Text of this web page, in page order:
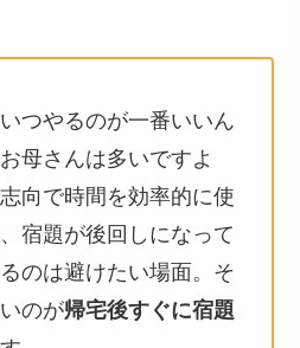
つやるのが一番いいん
母さんは多いですよ
向で時間を効率的に使
宿題が後回しになって
のは避けたい場面。そ
のが帰宅後すぐに宿題